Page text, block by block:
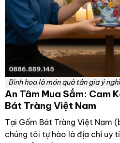
Bình hoa là món quà tân gia ý
An Tâm Mua Sắm: Cam
Bát Tràng Việt Nam
Tại Gốm Bát Tràng Việt Nam
chúng tôi tự hào là địa chỉ uy